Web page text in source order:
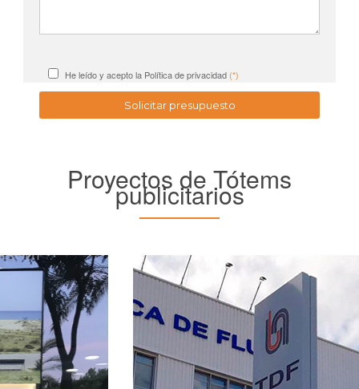
He leído y acepto la Política de privacidad (*)
Proyectos de Tótems
publicitarios